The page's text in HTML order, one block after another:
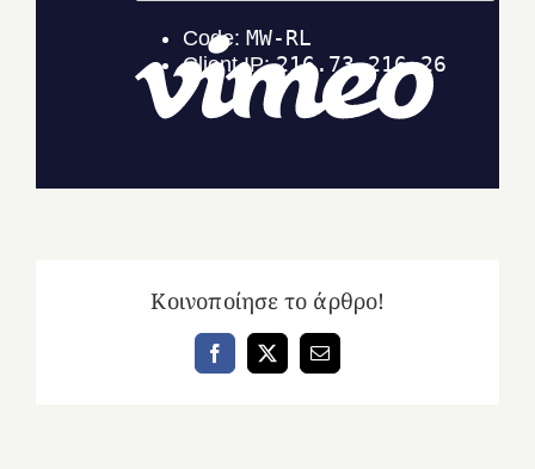
Κοινοποίησε το άρθρο!
Facebook
X Email